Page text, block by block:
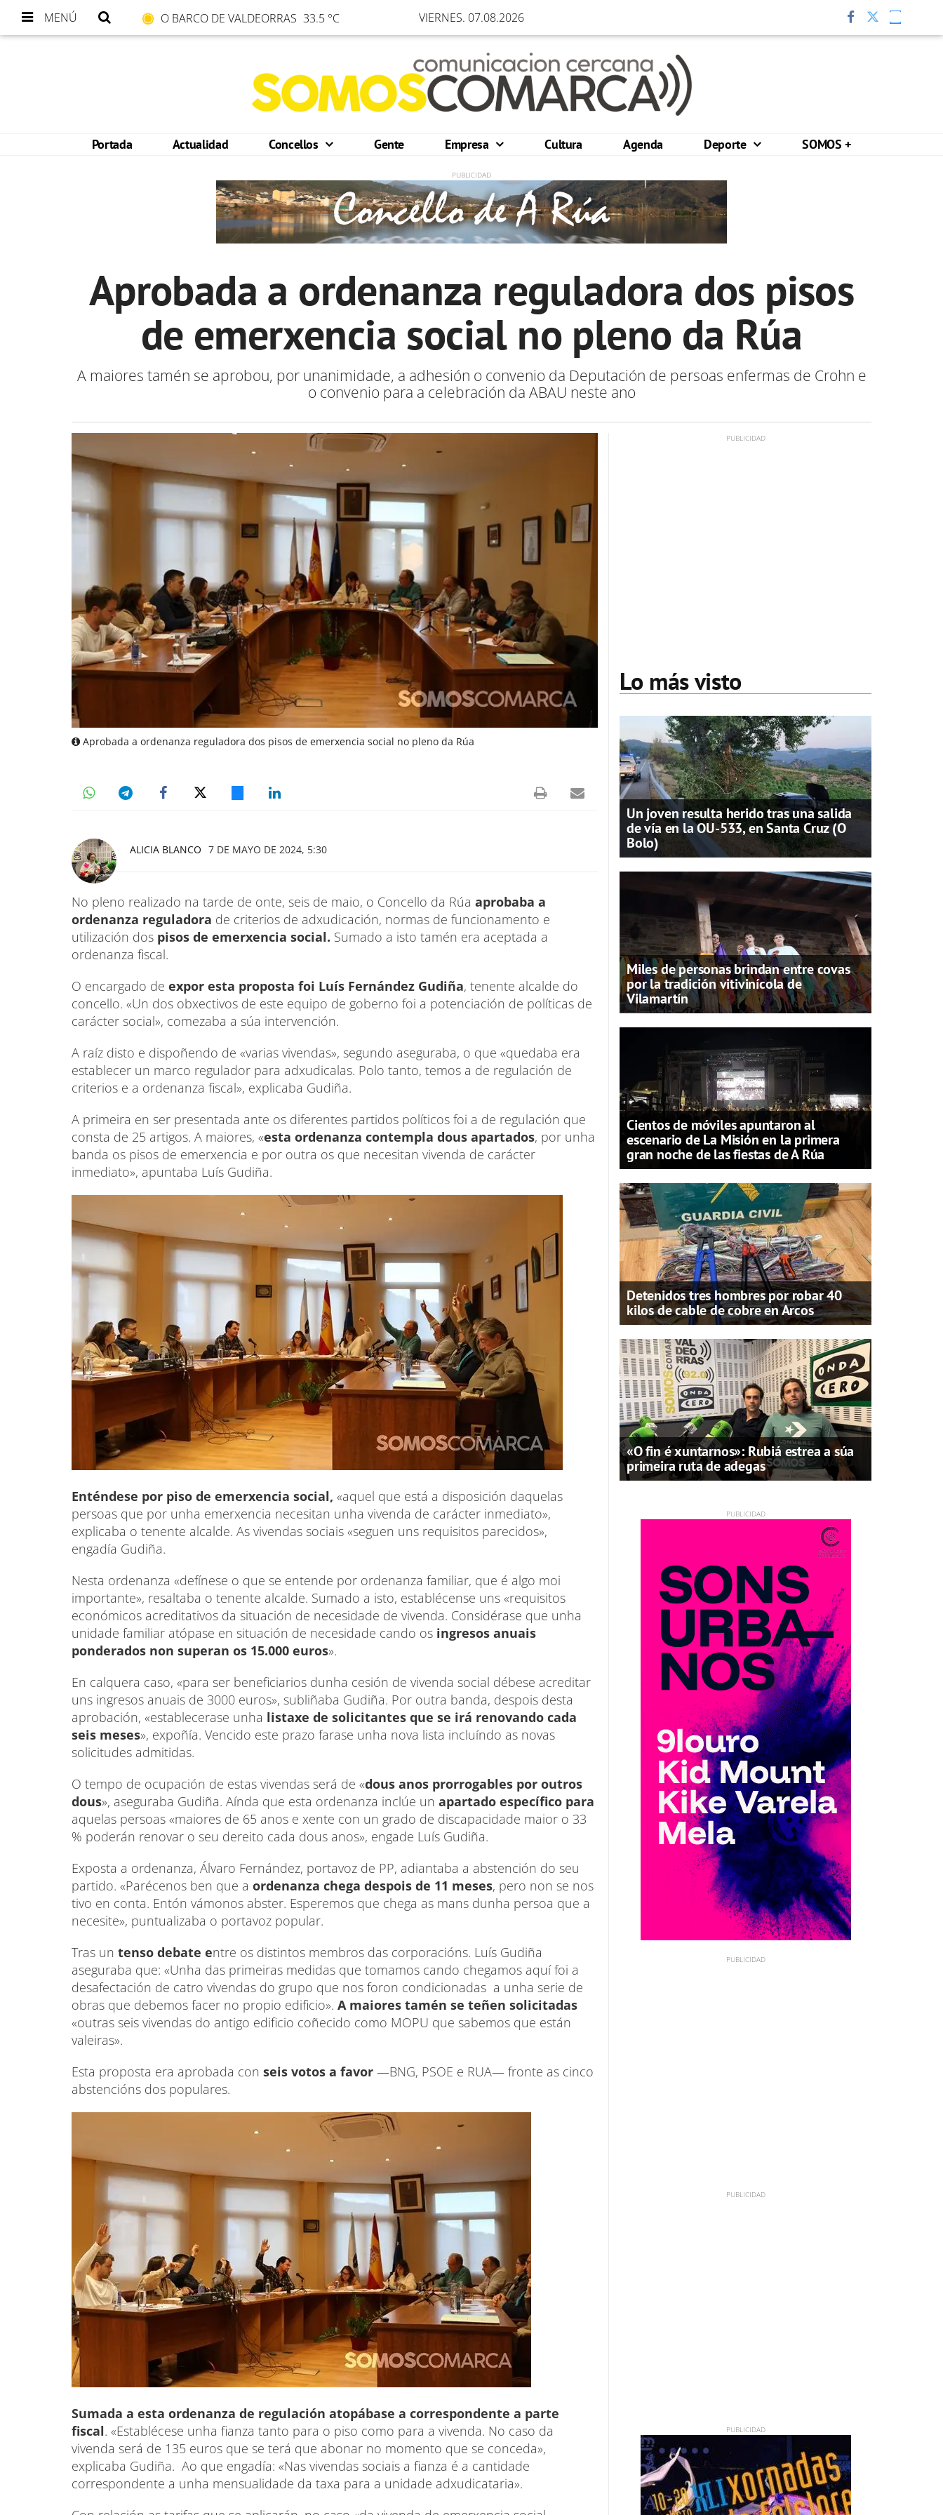
MENÚ O BARCO DE VALDEORRAS 33.5 °C VIERNES. 07.08.2026
Portada Actualidad Concellos Gente Empresa Cultura Agenda Deporte SOMOS +
Aprobada a ordenanza reguladora dos pisos
de emerxencia social no pleno da Rúa
A maiores tamén se aprobou, por unanimidade, a adhesión o convenio da Deputación de persoas enfermas de Crohn e
o convenio para a celebración da ABAU neste ano
Aprobada a ordenanza reguladora dos pisos de emerxencia social no pleno da Rúa
ALICIA BLANCO 7 DE MAYO DE 2024, 5:30
No pleno realizado na tarde de onte, seis de maio, o Concello da Rúa aprobaba a
ordenanza reguladora de criterios de adxudicación, normas de funcionamento e
utilización dos pisos de emerxencia social. Sumado a isto tamén era aceptada a
ordenanza fiscal.
O encargado de expor esta proposta foi Luís Fernández Gudiña, tenente alcalde do
concello. «Un dos obxectivos de este equipo de goberno foi a potenciación de políticas de
carácter social», comezaba a súa intervención.
A raíz disto e dispoñendo de «varias vivendas», segundo aseguraba, o que «quedaba era
establecer un marco regulador para adxudicalas. Polo tanto, temos a de regulación de
criterios e a ordenanza fiscal», explicaba Gudiña.
A primeira en ser presentada ante os diferentes partidos políticos foi a de regulación que
consta de 25 artigos. A maiores, «esta ordenanza contempla dous apartados, por unha
banda os pisos de emerxencia e por outra os que necesitan vivenda de carácter
inmediato», apuntaba Luís Gudiña.
Enténdese por piso de emerxencia social, «aquel que está a disposición daquelas
persoas que por unha emerxencia necesitan unha vivenda de carácter inmediato»,
explicaba o tenente alcalde. As vivendas sociais «seguen uns requisitos parecidos»,
engadía Gudiña.
Nesta ordenanza «defínese o que se entende por ordenanza familiar, que é algo moi
importante», resaltaba o tenente alcalde. Sumado a isto, establécense uns «requisitos
económicos acreditativos da situación de necesidade de vivenda. Considérase que unha
unidade familiar atópase en situación de necesidade cando os ingresos anuais
ponderados non superan os 15.000 euros».
En calquera caso, «para ser beneficiarios dunha cesión de vivenda social débese acreditar
uns ingresos anuais de 3000 euros», subliñaba Gudiña. Por outra banda, despois desta
aprobación, «establecerase unha listaxe de solicitantes que se irá renovando cada
seis meses», expoñía. Vencido este prazo farase unha nova lista incluíndo as novas
solicitudes admitidas.
O tempo de ocupación de estas vivendas será de «dous anos prorrogables por outros
dous», aseguraba Gudiña. Aínda que esta ordenanza inclúe un apartado específico para
aquelas persoas «maiores de 65 anos e xente con un grado de discapacidade maior o 33
% poderán renovar o seu dereito cada dous anos», engade Luís Gudiña.
Exposta a ordenanza, Álvaro Fernández, portavoz de PP, adiantaba a abstención do seu
partido. «Parécenos ben que a ordenanza chega despois de 11 meses, pero non se nos
tivo en conta. Entón vámonos abster. Esperemos que chega as mans dunha persoa que a
necesite», puntualizaba o portavoz popular.
Tras un tenso debate entre os distintos membros das corporacións. Luís Gudiña
aseguraba que: «Unha das primeiras medidas que tomamos cando chegamos aquí foi a
desafectación de catro vivendas do grupo que nos foron condicionadas a unha serie de
obras que debemos facer no propio edificio». A maiores tamén se teñen solicitadas
«outras seis vivendas do antigo edificio coñecido como MOPU que sabemos que están
valeiras».
Esta proposta era aprobada con seis votos a favor —BNG, PSOE e RUA— fronte as cinco
abstencións dos populares.
Sumada a esta ordenanza de regulación atopábase a correspondente a parte
fiscal. «Establécese unha fianza tanto para o piso como para a vivenda. No caso da
vivenda será de 135 euros que se terá que abonar no momento que se conceda»,
explicaba Gudiña. Ao que engadía: «Nas vivendas sociais a fianza é a cantidade
correspondente a unha mensualidade da taxa para a unidade adxudicataria».
Lo más visto
Un joven resulta herido tras una salida
de vía en la OU-533, en Santa Cruz (O
Bolo)
Miles de personas brindan entre covas
por la tradición vitivinícola de
Vilamartín
Cientos de móviles apuntaron al
escenario de La Misión en la primera
gran noche de las fiestas de A Rúa
Detenidos tres hombres por robar 40
kilos de cable de cobre en Arcos
«O fin é xuntarnos»: Rubiá estrea a súa
primeira ruta de adegas